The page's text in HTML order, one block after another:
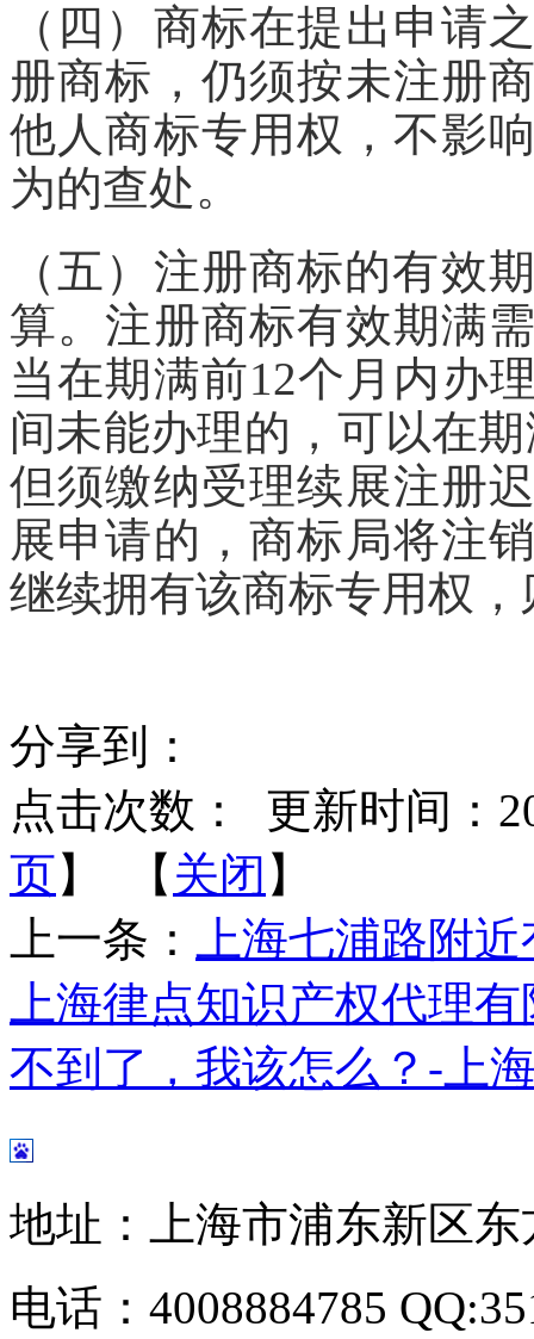
（四）商标在提出申请
册商标，仍须按未注册
他人商标专用权，不影
为的查处。
（五）注册商标的有效
算。注册商标有效期满
当在期满前12个月内办
间未能办理的，可以在
但须缴纳受理续展注册
展申请的，商标局将注
继续拥有该商标专用权
分享到：
点击次数：
更新时间：
页】 【 关闭 】
上一条：
上海七浦路附
上海律点知识产权代理
不到了，我该怎么？-上
地址：上海市浦东新区东
电话：4008884785